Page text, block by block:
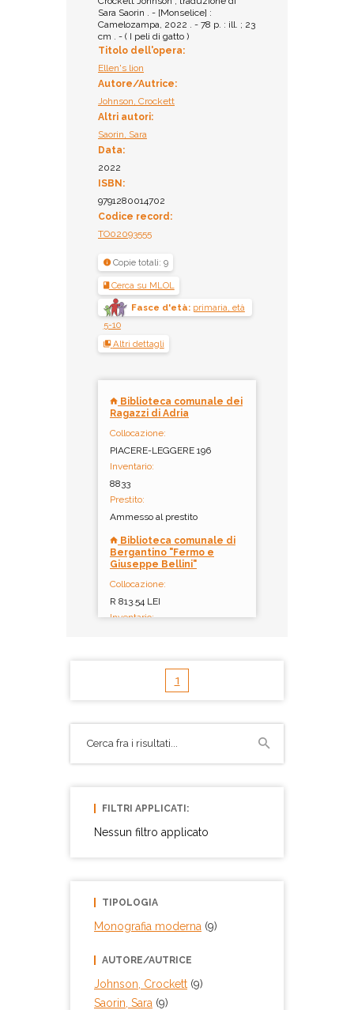
12090
Prestito:
Ammesso al prestito
Sara Saorin . - [Monselice] :
Camelozampa, 2022 . - 78 p. : ill. ; 23
cm . - ( I peli di gatto )
Titolo dell'opera:
Ellen's lion
Autore/Autrice:
Johnson, Crockett
Altri autori:
Saorin, Sara
Data:
2022
ISBN:
9791280014702
Codice record:
TO02093555
Copie totali: 9
Cerca su MLOL
Fasce d'età: primaria, età
5-10
Altri dettagli
Biblioteca comunale dei
Ragazzi di Adria
Collocazione:
PIACERE-LEGGERE 196
Inventario:
8833
Prestito:
Ammesso al prestito
Biblioteca comunale di
Bergantino "Fermo e
Giuseppe Bellini"
Collocazione:
R 813.54 LEI
Inventario:
Alta Leggibilità
Biblioteca comunale di
Castelmassa
Ragazzi
Biblioteca comunale di
Ficarolo
Collocazione:
Sezione:
Ragazzi
1
FILTRI APPLICATI:
Nessun filtro applicato
TIPOLOGIA
Monografia moderna (9)
AUTORE/AUTRICE
Johnson, Crockett (9)
Saorin, Sara (9)